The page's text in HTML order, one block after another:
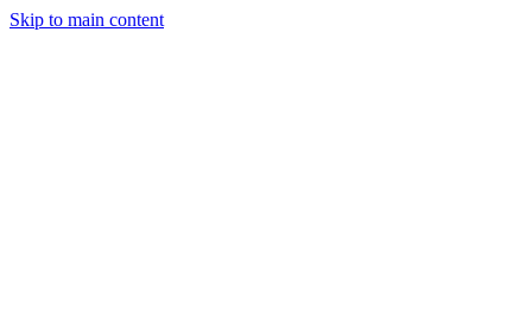
Skip to main content